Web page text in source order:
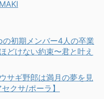
の初期メンバー4人の卒業
どけない約束〜君と叶え
サギ野郎は満月の夢を見
クサ/ポーラ】